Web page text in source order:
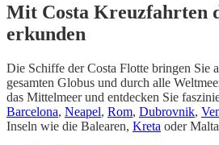
Mit Costa Kreuzfahrten
erkunden
Die Schiffe der Costa Flotte bringen Sie
gesamten Globus und durch alle
das Mittelmeer und entdecken Sie
Barcelona, Neapel, Rom, Dubrovnik,
Inseln wie die Balearen, Kreta oder